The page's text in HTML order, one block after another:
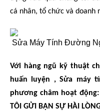
cá nhân, tổ chức và doanh
Với hàng ngũ kỹ thuật
huấn luyện , Sửa máy
phương châm hoạt động:
TÔI GỬI BẠN SỰ HÀI